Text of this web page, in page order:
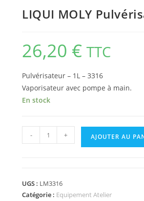
LIQUI MOLY
26,20 € TTC
Pulvérisateur – 1L – 3316
Vaporisateur avec pompe à main.
En stock
- + AJOUTER AU
UGS : LM3316
Catégorie : Equipement Atelier